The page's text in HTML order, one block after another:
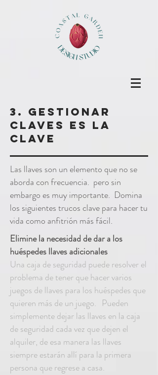
3. gestionar
claves es la
clave
Las llaves son un elemento que no se
aborda con frecuencia. pero sin
embargo es muy importante. Domina
los siguientes trucos clave para hacer tu
vida como anfitrión más fácil.
Elimine la necesidad de dar a los
huéspedes llaves adicionales
Una caja de seguridad puede resolver el
problema de tener que hacer varios
juegos de llaves para los huéspedes que
quieren más de un juego. Pueden
simplemente dejar las llaves en la caja
de seguridad cada vez que dejen el
alquiler, de esa manera las llaves
siempre estarán allí para la primera
persona que regrese a casa.